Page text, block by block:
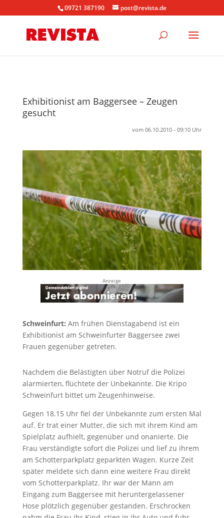
09721 387190 post@revista.de
Exhibitionist am Baggersee – Zeugen
gesucht
vom 06.10.2010 - 09:10 Uhr
Anzeige
Schweinfurt: Am frühen Dienstagabend ist ein
Exhibitionist am Schweinfurter Baggersee zwei
Frauen gegenüber getreten.
Nachdem die Belästigten über Notruf die Polizei
alarmierten, flüchtete der Unbekannte. Die Kripo
Schweinfurt bittet um Zeugenhinweise.
Gegen 18.15 Uhr fiel der Unbekannte zum ersten Mal
auf. Er trat einer Mutter, die sich mit ihrem Kind am
Spielplatz aufhielt, gegenüber und onanierte. Die
Frau verständigte sofort die Polizei und lief zu ihrem
am Schotterparkplatz geparkten Wagen. Kurze Zeit
später meldete sich dann eine weitere Frau direkt
vom Schotterparkplatz. Ihr war der Mann am
Eingang zum Baggersee mit heruntergelassener
Hose plötzlich gegenüber gestanden. Erschrocken